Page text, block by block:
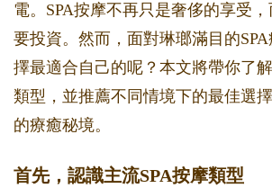
電。SPA按摩不再只是奢侈的享受
要投資。然而，面對琳瑯滿目的
擇最適合自己的呢？本文將帶你了
類型，並推薦不同情境下的最佳選
的療癒秘境。
首先，認識主流SPA按摩類型